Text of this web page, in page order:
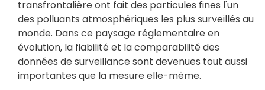
transfrontalière ont fait des particules fines l'un
des polluants atmosphériques les plus surveillés au
monde. Dans ce paysage réglementaire en
évolution, la fiabilité et la comparabilité des
données de surveillance sont devenues tout aussi
importantes que la mesure elle-même.